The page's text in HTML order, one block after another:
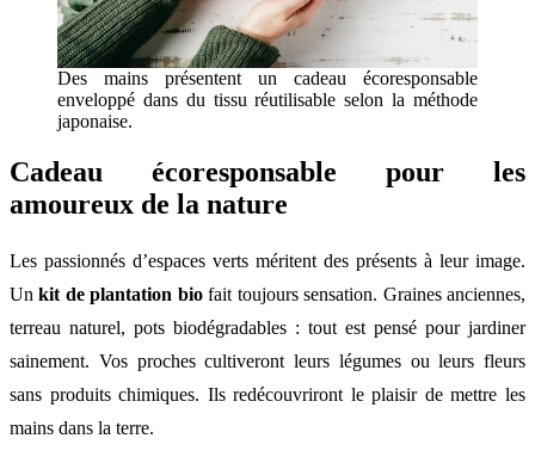
Des mains présentent un cadeau écoresponsable
enveloppé dans du tissu réutilisable selon la méthode
japonaise.
Cadeau écoresponsable pour les
amoureux de la nature
Les passionnés d’espaces verts méritent des présents à leur image.
Unkit de plantation biofait toujours sensation. Graines anciennes,
terreau naturel, pots biodégradables : tout est pensé pour jardiner
sainement. Vos proches cultiveront leurs légumes ou leurs fleurs
sans produits chimiques. Ils redécouvriront le plaisir de mettre les
mains dans la terre.